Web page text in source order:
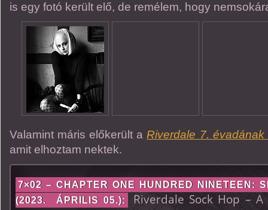
is egy fotó került elő, de remélem, hogy
Valamint máris előkerült a Riverdale 7.
amit elhoztam nektek.
7×02 – CHAPTER ONE HUNDRED NINETEEN:
(2023. ÁPRILIS 05.): Riverdale Sock Hop –